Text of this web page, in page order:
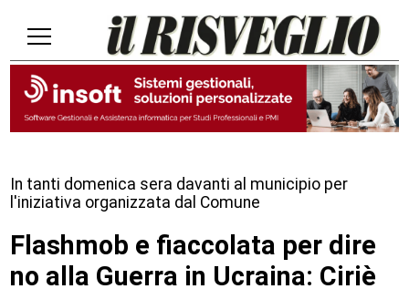
In tanti domenica sera davanti al municipio per
l'iniziativa organizzata dal Comune
Flashmob e fiaccolata per dire
no alla Guerra in Ucraina: Ciriè